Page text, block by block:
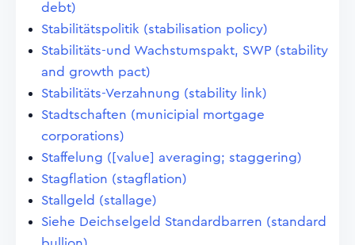
debt)
Stabilitätspolitik (stabilisation policy)
Stabilitäts-und Wachstumspakt, SWP (stability
and growth pact)
Stabilitäts-Verzahnung (stability link)
Stadtschaften (municipial mortgage
corporations)
Staffelung ([value] averaging; staggering)
Stagflation (stagflation)
Stallgeld (stallage)
Siehe Deichselgeld Standardbarren (standard